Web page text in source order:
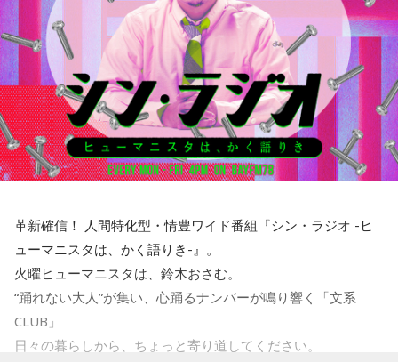
革新確信！ 人間特化型・情豊ワイド番組『シン・ラジオ -ヒ
ューマニスタは、かく語りき-』。
火曜ヒューマニスタは、鈴木おさむ。
“踊れない大人”が集い、心踊るナンバーが鳴り響く「文系
CLUB」
日々の暮らしから、ちょっと寄り道してください。